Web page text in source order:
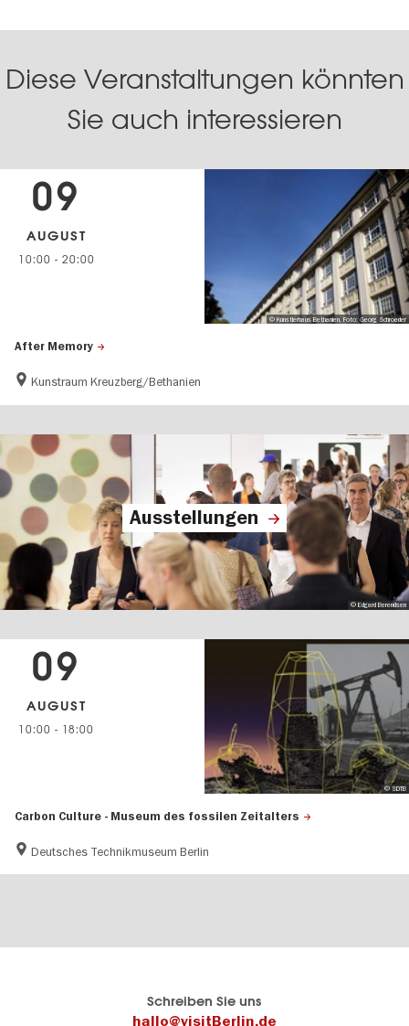
Diese Veranstaltungen könnten
Sie auch interessieren
After Memory
Kunstraum Kreuzberg/Bethanien
09
AUGUST
10:00 - 20:00
© Künstlerhaus Bethanien, Foto: Georg Schroeder
Ausstellungen
© Edgard Berendsen
Carbon Culture - Museum des fossilen Zeitalters
Deutsches Technikmuseum Berlin
09
AUGUST
10:00 - 18:00
© SDTB
Schreiben Sie uns
hallo@visitBerlin.de